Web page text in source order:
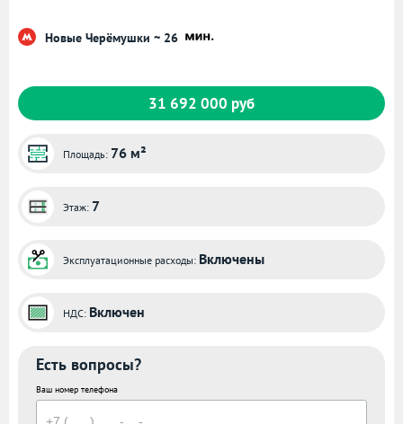
Новые Черёмушки ~ 26
31 692 000 руб
Площадь: 76 м²
Этаж: 7
Эксплуатационные расходы: Включены
НДС: Включен
Есть вопросы?
Ваш номер телефона